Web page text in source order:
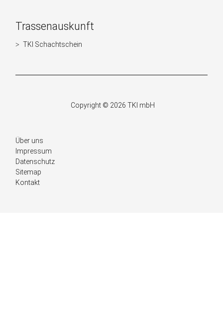
Trassenauskunft
Navigation
TKI Schachtschein
Copyright © 2026 TKI mbH
Navigation
überspringen
Über uns
Impressum
Datenschutz
Sitemap
Kontakt